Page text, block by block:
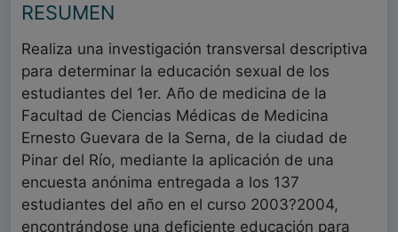
RESUMEN
Realiza una investigación transversal descriptiva
para determinar la educación sexual de los
estudiantes del 1er. Año de medicina de la
Facultad de Ciencias Médicas de Medicina
Ernesto Guevara de la Serna, de la ciudad de
Pinar del Río, mediante la aplicación de una
encuesta anónima entregada a los 137
estudiantes del año en el curso 2003?2004,
encontrándose una deficiente educación para